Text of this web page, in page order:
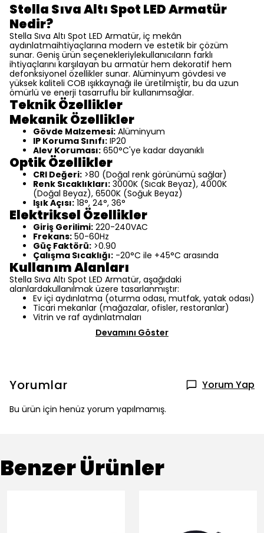
Stella Sıva Altı Spot LED Armatür
Nedir?
Stella Sıva Altı Spot LED Armatür, iç mekân
aydınlatmaihtiyaçlarına modern ve estetik bir çözüm
sunar. Geniş ürün seçenekleriylekullanıcıların farklı
ihtiyaçlarını karşılayan bu armatür hem dekoratif hem
defonksiyonel özellikler sunar. Alüminyum gövdesi ve
yüksek kaliteli COB ışıkkaynağı ile üretilmiştir, bu da uzun
ömürlü ve enerji tasarruflu bir kullanımsağlar.
Teknik Özellikler
Mekanik Özellikler
Gövde Malzemesi: Alüminyum
IP Koruma Sınıfı: IP20
Alev Koruması: 650°C'ye kadar dayanıklı
Optik Özellikler
CRI Değeri: >80 (Doğal renk görünümü sağlar)
Renk Sıcaklıkları: 3000K (Sıcak Beyaz), 4000K
(Doğal Beyaz), 6500K (Soğuk Beyaz)
Işık Açısı: 18°, 24°, 36°
Elektriksel Özellikler
Giriş Gerilimi: 220-240VAC
Frekans: 50-60Hz
Güç Faktörü: >0.90
Çalışma Sıcaklığı: -20°C ile +45°C arasında
Kullanım Alanları
Stella Sıva Altı Spot LED Armatür, aşağıdaki
alanlardakullanılmak üzere tasarlanmıştır:
Ev içi aydınlatma (oturma odası, mutfak, yatak odası)
Ticari mekanlar (mağazalar, ofisler, restoranlar)
Vitrin ve raf aydınlatmaları
Devamını Göster
Yorumlar Yorum Yap
Bu ürün için henüz yorum yapılmamış.
Benzer Ürünler